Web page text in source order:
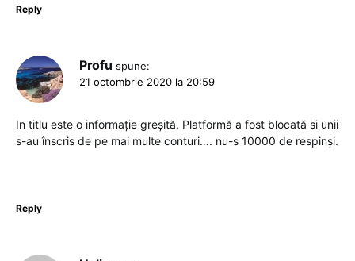
Reply
Profu spune:
21 octombrie 2020 la 20:59
In titlu este o informație greșită. Platformă a fost blocată si unii
s-au înscris de pe mai multe conturi…. nu-s 10000 de respinși.
Reply